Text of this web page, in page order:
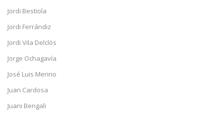
Jordi Bestiola
Jordi Ferrándiz
Jordi Vila Delclòs
Jorge Ochagavía
José Luis Merino
Juan Cardosa
Juani Bengali